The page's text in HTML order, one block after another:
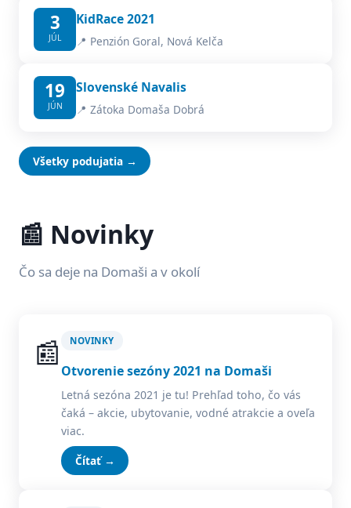
3
JÚL
KidRace 2021
📍 Penzión Goral, Nová Kelča
19
JÚN
Slovenské Navalis
📍 Zátoka Domaša Dobrá
Všetky podujatia →
📰 Novinky
Čo sa deje na Domaši a v okolí
📰 NOVINKY
Otvorenie sezóny 2021 na Domaši
Letná sezóna 2021 je tu! Prehľad toho, čo vás
čaká – akcie, ubytovanie, vodné atrakcie a oveľa
viac.
Čítať →